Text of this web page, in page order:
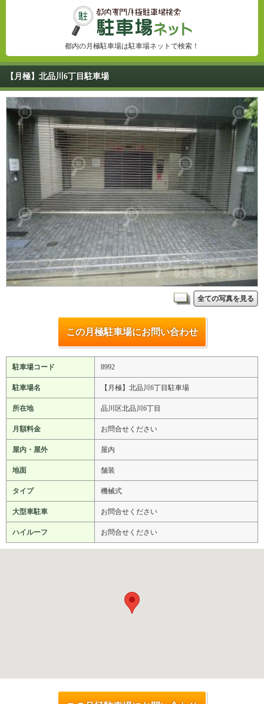
都内の月極駐車場は駐車場ネットで検索！
【月極】北品川6丁目駐車場
全ての写真を見る
この月極駐車場にお問い合わせ
駐車場コード 8992
駐車場名 【月極】北品川6丁目駐車場
所在地 品川区北品川6丁目
月額料金 お問合せください
屋内・屋外 屋内
地面 舗装
タイプ 機械式
大型車駐車 お問合せください
ハイルーフ お問合せください